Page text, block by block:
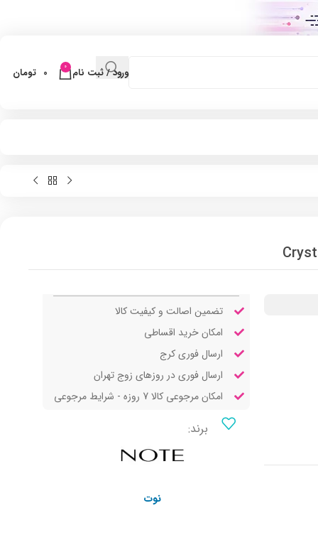
ورود / ثبت نام 0
0 تومان
تضمین اصالت و کیفیت کالا
امکان خرید اقساطی
ارسال فوری کرج
ارسال فوری در روزهای زوج تهران
امکان مرجوعی کالا 7 روزه - شرایط مرجوعی
برند:
نوت